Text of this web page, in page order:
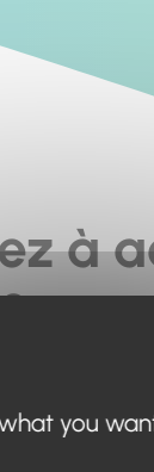
à
le menu
you